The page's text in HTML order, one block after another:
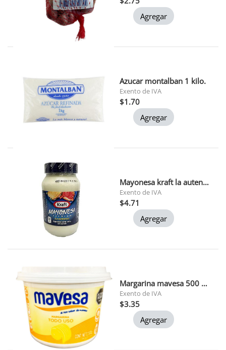
Agregar
Azucar montalban 1 kilo.
Exento de IVA
$1.70
Agregar
Mayonesa kraft la autentica 445 gr
Exento de IVA
$4.71
Agregar
Margarina mavesa 500 grs (t086)
Exento de IVA
$3.35
Agregar